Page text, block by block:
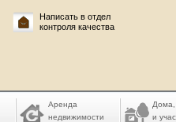
Написать в отдел
контроля качества
Аренда
недвижимости
Дома,
и